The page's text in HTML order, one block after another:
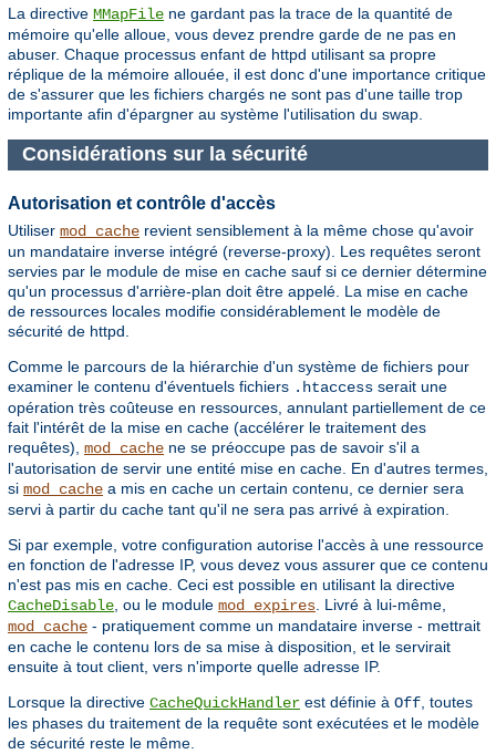
La directive MMapFile ne gardant pas la trace de la quantité de
mémoire qu'elle alloue, vous devez prendre garde de ne pas en
abuser. Chaque processus enfant de httpd utilisant sa propre
réplique de la mémoire allouée, il est donc d'une importance critique
de s'assurer que les fichiers chargés ne sont pas d'une taille trop
importante afin d'épargner au système l'utilisation du swap.
Considérations sur la sécurité
Autorisation et contrôle d'accès
Utiliser mod_cache revient sensiblement à la même chose qu'avoir
un mandataire inverse intégré (reverse-proxy). Les requêtes seront
servies par le module de mise en cache sauf si ce dernier détermine
qu'un processus d'arrière-plan doit être appelé. La mise en cache
de ressources locales modifie considérablement le modèle de
sécurité de httpd.
Comme le parcours de la hiérarchie d'un système de fichiers pour
examiner le contenu d'éventuels fichiers .htaccess serait une
opération très coûteuse en ressources, annulant partiellement de ce
fait l'intérêt de la mise en cache (accélérer le traitement des
requêtes), mod_cache ne se préoccupe pas de savoir s'il a
l'autorisation de servir une entité mise en cache. En d'autres termes,
si mod_cache a mis en cache un certain contenu, ce dernier sera
servi à partir du cache tant qu'il ne sera pas arrivé à expiration.
Si par exemple, votre configuration autorise l'accès à une ressource
en fonction de l'adresse IP, vous devez vous assurer que ce contenu
n'est pas mis en cache. Ceci est possible en utilisant la directive
CacheDisable, ou le module mod_expires. Livré à lui-même,
mod_cache - pratiquement comme un mandataire inverse - mettrait
en cache le contenu lors de sa mise à disposition, et le servirait
ensuite à tout client, vers n'importe quelle adresse IP.
Lorsque la directive CacheQuickHandler est définie à Off, toutes
les phases du traitement de la requête sont exécutées et le modèle
de sécurité reste le même.